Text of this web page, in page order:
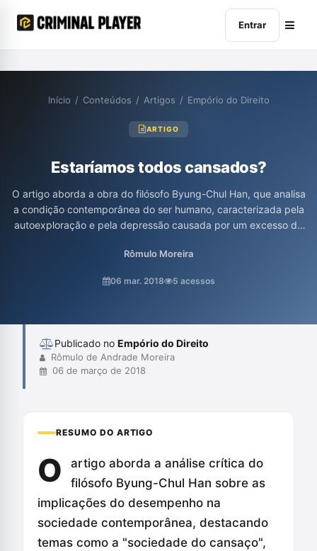
Entrar
Início / Conteúdos / Artigos / Empório do Direito
ARTIGO
Estaríamos todos cansados?
O artigo aborda a obra do filósofo Byung-Chul Han, que analisa
a condição contemporânea do ser humano, caracterizada pela
autoexploração e pela depressão causada por um excesso de
desempenho, gera estados patológicos como a Síndrome de
simultaneamente exploradores e explorados. O texto ressalta a
Rômulo Moreira
06 mar. 2018 5 acessos
Publicado no Empório do Direito
Rômulo de Andrade Moreira
06 de março de 2018
RESUMO DO ARTIGO
O
artigo aborda a análise crítica do
filósofo Byung-Chul Han sobre as
implicações do desempenho na
sociedade contemporânea, destacando
temas como a "sociedade do cansaço",